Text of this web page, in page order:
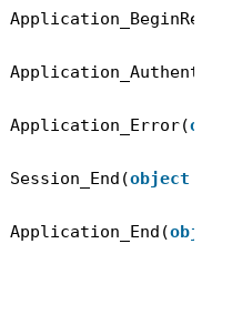
Application_Error(
Session_End(object
Application_End(object